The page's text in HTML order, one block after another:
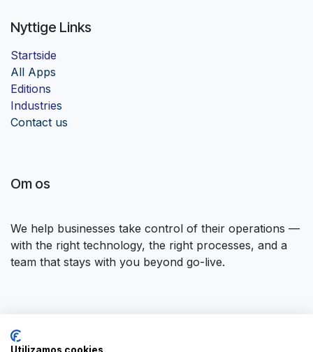
Nyttige Links
Startside
All Apps
Editions
Industries
Contact us
Om os
We help businesses take control of their operations —
with the right technology, the right processes, and a
team that stays with you beyond go-live.